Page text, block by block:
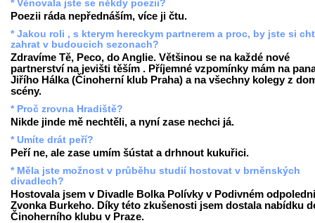
* Věnovala jste se někdy poezii?
Poezii ráda nepřednáším, více ji čtu.
* Jakou roli , s kterym hereckym partnerem a proc, by jste si
zahrat v budoucich sezonach?
Zdravíme Tě, Peco, do Anglie. Většinou se na každé nové
partnerství na jevišti těším . Příjemné vzpomínky mám na
Jiřího Hálka (Činoherní klub Praha) a na všechny kolegy z
scény.
* Proč zrovna Hradiště?
Nikde jinde mě nechtěli, a nyní zase nechci já.
* Umíte drát peří?
Peří ne, ale zase umím šústat a drhnout kukuřici.
* Měla jste možnost v průběhu studií hostovat v brněnských
divadlech?
Hostovala jsem v Divadle Bolka Polívky v Podivném
Zvonka Burkeho. Díky této zkušenosti jsem dostala nabídku
Činoherního klubu v Praze.